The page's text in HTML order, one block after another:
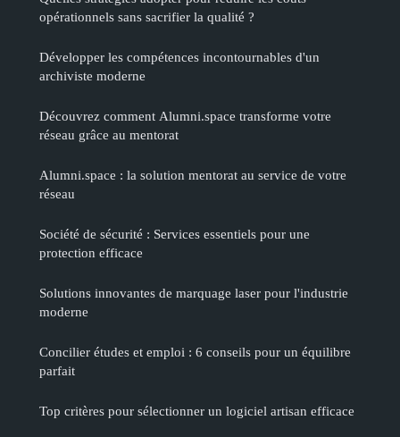
opérationnels sans sacrifier la qualité ?
Développer les compétences incontournables d'un
archiviste moderne
Découvrez comment Alumni.space transforme votre
réseau grâce au mentorat
Alumni.space : la solution mentorat au service de votre
réseau
Société de sécurité : Services essentiels pour une
protection efficace
Solutions innovantes de marquage laser pour l'industrie
moderne
Concilier études et emploi : 6 conseils pour un équilibre
parfait
Top critères pour sélectionner un logiciel artisan efficace